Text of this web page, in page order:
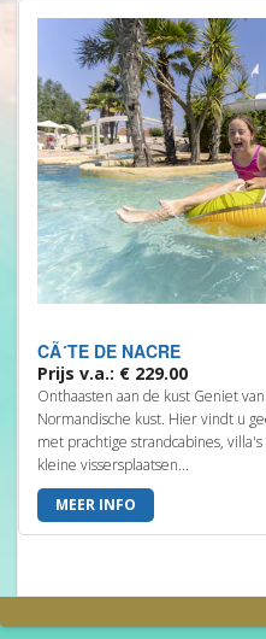
CÃ´TE DE NACRE
Prijs v.a.: € 229.00
Onthaasten aan de kust Geniet
Normandische kust. Hier vindt u
met prachtige strandcabines,
kleine vissersplaatsen...
MEER INFO